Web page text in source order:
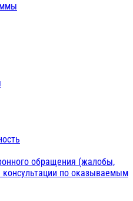
обращения (жалобы,
по оказываемым